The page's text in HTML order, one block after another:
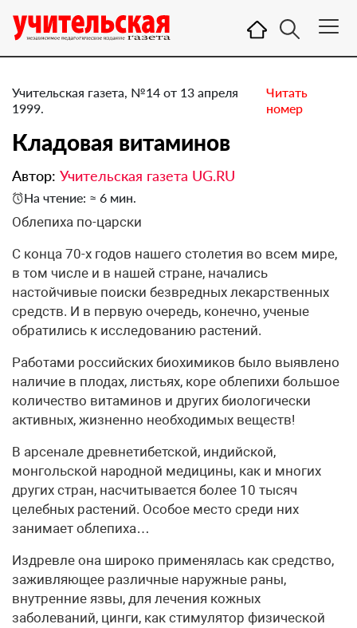
Учительская газета, №14 от 13 апреля
1999.
Читать
номер
Кладовая витаминов
Автор: Учительская газета UG.RU
На чтение: ≈ 6 мин.
Облепиха по-царски
С конца 70-х годов нашего столетия во всем мире,
в том числе и в нашей стране, начались
настойчивые поиски безвредных лекарственных
средств. И в первую очередь, конечно, ученые
обратились к исследованию растений.
Работами российских биохимиков было выявлено
наличие в плодах, листьях, коре облепихи большое
количество витаминов и других биологически
активных, жизненно необходимых веществ!
В арсенале древнетибетской, индийской,
монгольской народной медицины, как и многих
других стран, насчитывается более 10 тысяч
целебных растений. Особое место среди них
занимает облепиха…
Издревле она широко применялась как средство,
заживляющее различные наружные раны,
внутренние язвы, для лечения кожных
заболеваний, цинги, как стимулятор физической